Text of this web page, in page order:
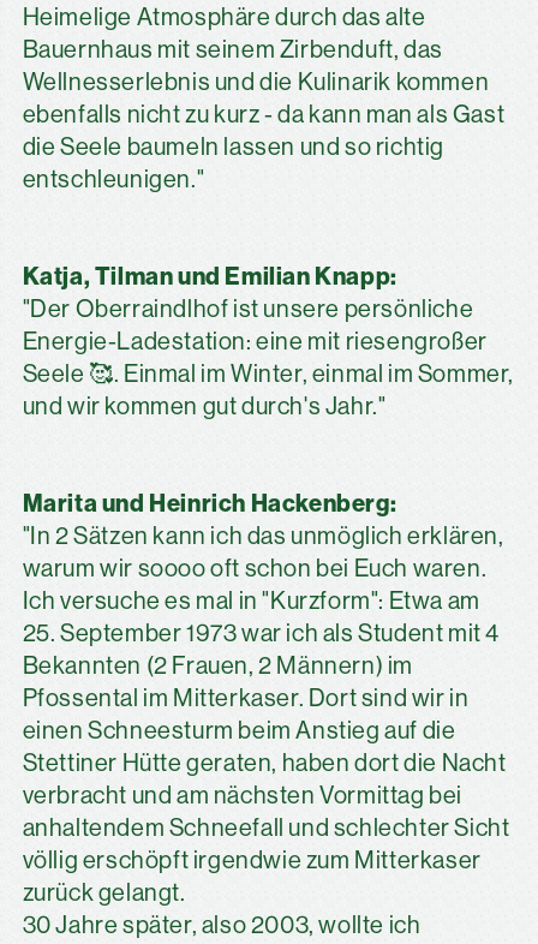
Heimelige Atmosphäre durch das alte
Bauernhaus mit seinem Zirbenduft, das
Wellnesserlebnis und die Kulinarik kommen
ebenfalls nicht zu kurz - da kann man als Gast
die Seele baumeln lassen und so richtig
entschleunigen."
Katja, Tilman und Emilian Knapp:
"Der Oberraindlhof ist unsere persönliche
Energie-Ladestation: eine mit riesengroßer
Seele 🥰. Einmal im Winter, einmal im Sommer,
und wir kommen gut durch's Jahr."
Marita und Heinrich Hackenberg:
"In 2 Sätzen kann ich das unmöglich erklären,
warum wir soooo oft schon bei Euch waren.
Ich versuche es mal in "Kurzform": Etwa am
25. September 1973 war ich als Student mit 4
Bekannten (2 Frauen, 2 Männern) im
Pfossental im Mitterkaser. Dort sind wir in
einen Schneesturm beim Anstieg auf die
Stettiner Hütte geraten, haben dort die Nacht
verbracht und am nächsten Vormittag bei
anhaltendem Schneefall und schlechter Sicht
völlig erschöpft irgendwie zum Mitterkaser
zurück gelangt.
30 Jahre später, also 2003, wollte ich